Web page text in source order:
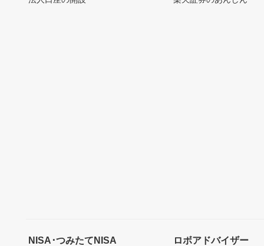
NISA･つみたてNISA ロボアドバイザー